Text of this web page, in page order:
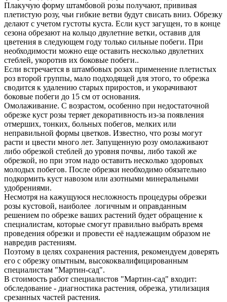
Плакучую форму штамбовой розы получают, прививая
плетистую розу, чьи гибкие ветви будут свисать вниз. Обрезку
делают с учетом густоты куста. Если куст загущен, то в конце
сезона обрезают на кольцо двулетние ветки, оставив для
цветения в следующем году только сильные побеги. При
необходимости можно еще оставить несколько двулетних
стеблей, укоротив их боковые побеги..
Если встречается в штамбовых розах применение плетистых
роз второй группы, мало подходящей для этого, то обрезка
сводится к удалению старых приростов, и укорачивают
боковые побеги до 15 см от основания.
Омолаживание. С возрастом, особенно при недостаточной
обрезке куст розы теряет декоративность из-за появления
отмерших, тонких, больных побегов, мелких или
неправильной формы цветков. Известно, что розы могут
расти и цвести много лет. Запущенную розу омолаживают
либо обрезкой стеблей до уровня почвы, либо такой же
обрезкой, но при этом надо оставить несколько здоровых
молодых побегов. После обрезки необходимо обязательно
подкормить куст навозом или азотными минеральными
удобрениями.
Несмотря на кажущуюся несложность процедуры обрезки
розы кустовой, наиболее логичным и оправданным
решением по обрезке ваших растений будет обращение к
специалистам, которые смогут правильно выбрать время
проведения обрезки и провести её надлежащим образом не
навредив растениям.
Поэтому в целях сохранения растения, рекомендуем доверять
его с обрезку опытным, высококвалифицированным
специалистам "Мартин-сад".
В стоимость работ специалистов "Мартин-сад" входит:
обследование - диагностика растения, обрезка, утилизация
срезанных частей растения.